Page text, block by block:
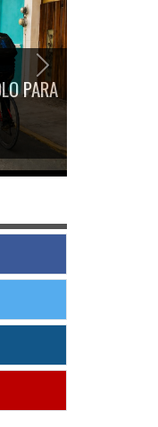
PARA
Next